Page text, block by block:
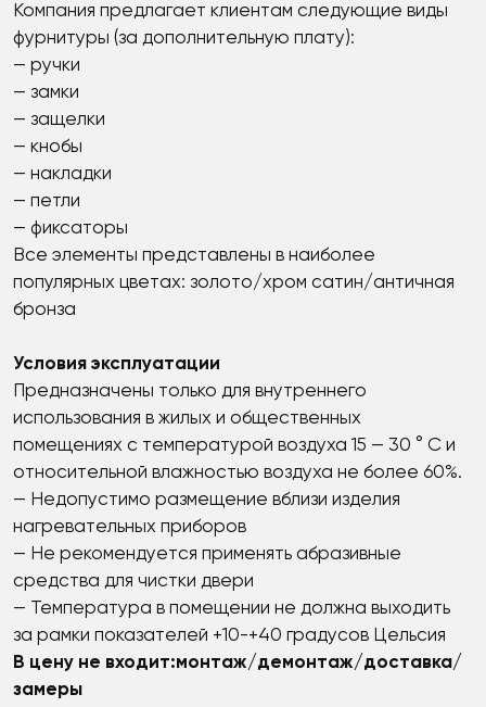
Компания предлагает клиентам следующие виды
фурнитуры (за дополнительную плату):
— ручки
— замки
— защелки
— кнобы
— накладки
— петли
— фиксаторы
Все элементы представлены в наиболее
популярных цветах: золото/хром сатин/античная
бронза
Условия эксплуатации
Предназначены только для внутреннего
использования в жилых и общественных
помещениях с температурой воздуха 15 — 30 ° С и
относительной влажностью воздуха не более 60%.
— Недопустимо размещение вблизи изделия
нагревательных приборов
— Не рекомендуется применять абразивные
средства для чистки двери
— Температура в помещении не должна выходить
за рамки показателей +10-+40 градусов Цельсия
В цену не входит:монтаж/демонтаж/доставка/
замеры